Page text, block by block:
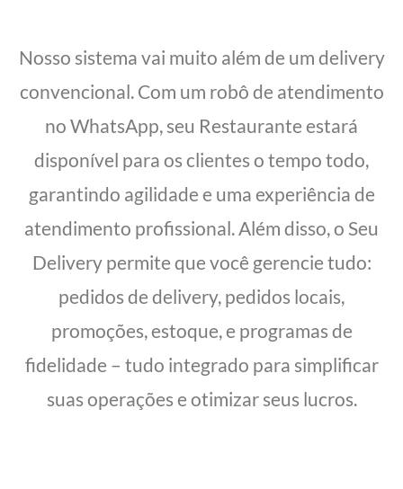
Nosso sistema vai muito além de um delivery
convencional. Com um robô de atendimento
no WhatsApp, seu Restaurante estará
disponível para os clientes o tempo todo,
garantindo agilidade e uma experiência de
atendimento profissional. Além disso, o Seu
Delivery permite que você gerencie tudo:
pedidos de delivery, pedidos locais,
promoções, estoque, e programas de
fidelidade – tudo integrado para simplificar
suas operações e otimizar seus lucros.